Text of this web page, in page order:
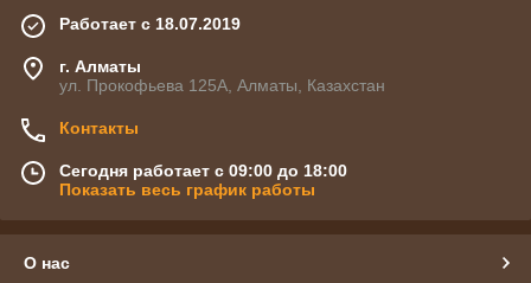
Работает с 18.07.2019
г. Алматы
ул. Прокофьева 125А, Алматы, Казахстан
Контакты
Сегодня работает с 09:00 до 18:00
Показать весь график работы
О нас